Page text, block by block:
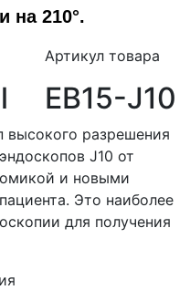
на 210°.
Артикул товара
EB15-J10
высокого разрешения
J10 от
и новыми
Это наиболее
для получения